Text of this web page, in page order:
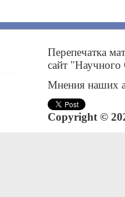
Перепечатка
сайт
Мнения наших
Copyright ©